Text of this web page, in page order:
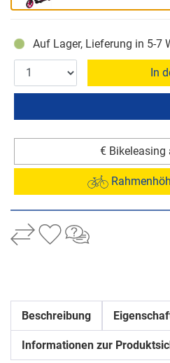
Auf Lager, Lieferung in 5-7
In
€ Bikeleasing
Beschreibung
Informationen zur